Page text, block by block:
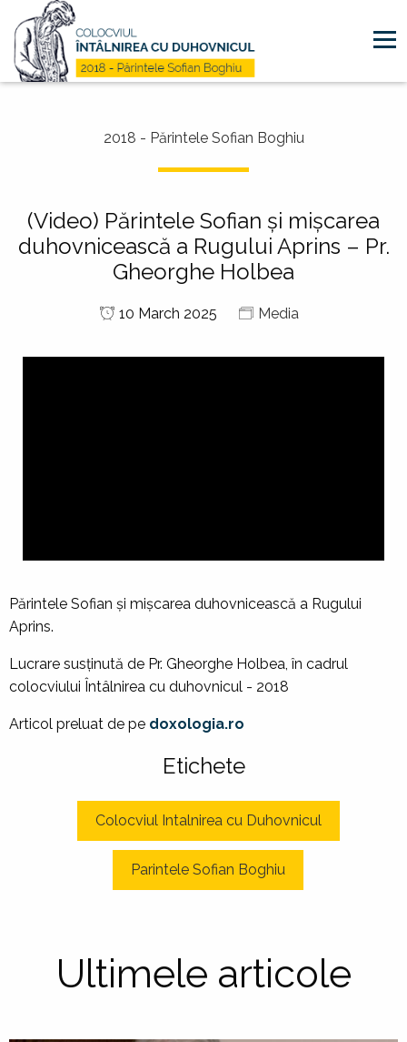
Mergi la conţinutul principal
2018 - Părintele Sofian Boghiu
(Video) Părintele Sofian şi mişcarea
duhovnicească a Rugului Aprins – Pr.
Gheorghe Holbea
10 March 2025 Media
Părintele Sofian şi mişcarea duhovnicească a Rugului
Aprins.
Lucrare susținută de Pr. Gheorghe Holbea, în cadrul
colocviului Întâlnirea cu duhovnicul - 2018
Articol preluat de pe doxologia.ro
Etichete
Colocviul Intalnirea cu Duhovnicul
Parintele Sofian Boghiu
Ultimele articole